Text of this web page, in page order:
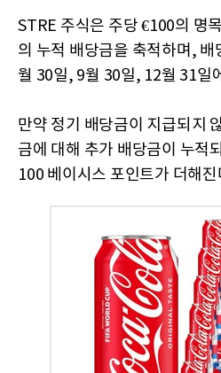
STRE 주식은 주당 €100의 명
의 누적 배당금을 축적하며,
월 30일, 9월 30일, 12월 31일
만약 정기 배당금이 지급되지
금에 대해 추가 배당금이 누적
100 베이시스 포인트가 더해진